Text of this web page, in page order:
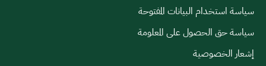
سياسة استخدام البيانات المفتوحة
سياسة حق الحصول على المعلومة
إشعار الخصوصية